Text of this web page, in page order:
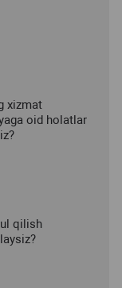
xizmat
oid holatlar
qilish